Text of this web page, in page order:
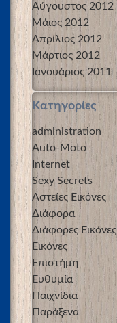
Αύγουστος 2012
Μάιος 2012
Απρίλιος 2012
Μάρτιος 2012
Ιανουάριος 2011
Kατηγορίες
administration
Auto-Moto
Internet
Sexy Secrets
Αστείες Εικόνες
Διάφορα
Διάφορες Εικόνες
Εικόνες
Επιστήμη
Ευθυμία
Παιχνίδια
Παράξενα